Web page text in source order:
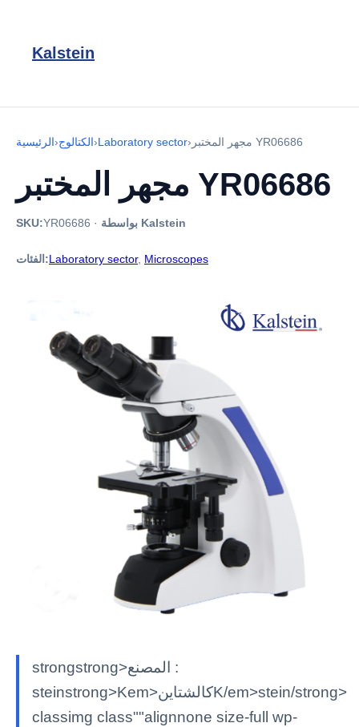
Kalstein
الرئيسية›الكتالوج›Laboratory sector› مجهر المختبر YR06686
مجهر المختبر YR06686
SKU:YR06686 · بواسطة Kalstein
الفئات:Laboratory sector, Microscopes
strongstrong>المصنع :
steinstrong>Kem>كالشتاينK/em>stein/strong>
classimg class""alignnone size-full wp-